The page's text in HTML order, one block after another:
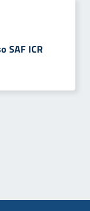
SAF ICR